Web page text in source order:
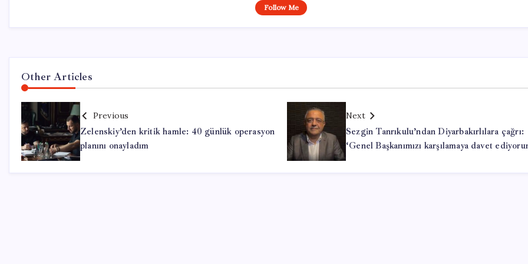
Follow Me
Other Articles
Previous
Zelenskiy’den kritik hamle: 40 günlük operasyon
planını onayladım
Next
Sezgin Tanrıkulu’ndan Diyarbakırlılara çağrı:
‘Genel Başkanımızı karşılamaya davet